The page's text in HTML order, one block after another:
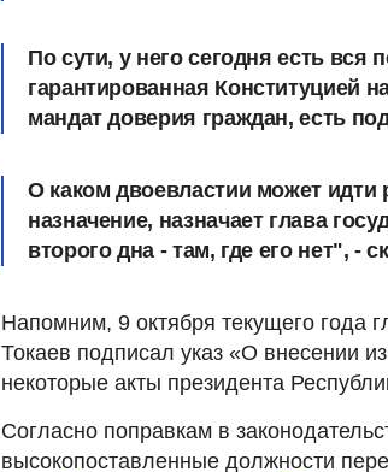
По сути, у него сегодня есть вся
гарантированная Конституцией
мандат доверия граждан, есть
О каком двоевластии может идти
назначение, назначает глава
второго дна - там, где его нет", -
Напомним, 9 октября текущего года
Токаев подписал указ «О внесении
некоторые акты президента
Согласно поправкам в
высокопоставленные должности